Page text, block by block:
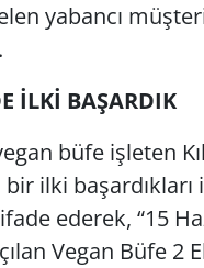
yabancı
İLKİ BAŞARDIK
büfe işleten
ilki
ederek, “15
Vegan Büfe 2